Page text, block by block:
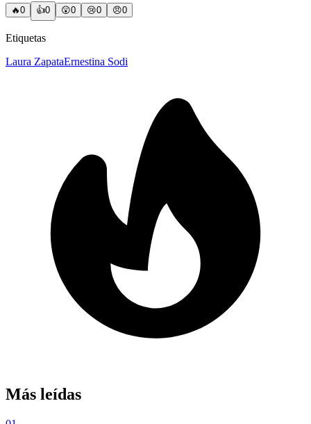
🔥0 👍0 😲0 😢0 😠0
Etiquetas
Laura ZapataErnestina Sodi
Más leídas